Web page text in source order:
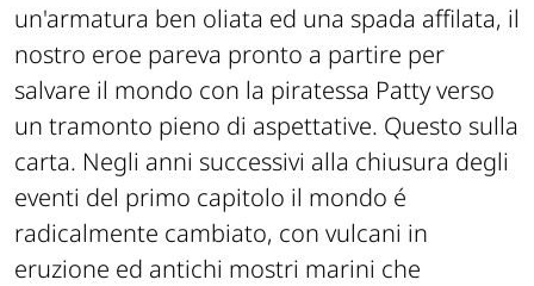
un'armatura ben oliata ed una spada affilata, il
nostro eroe pareva pronto a partire per
salvare il mondo con la piratessa Patty verso
un tramonto pieno di aspettative. Questo sulla
carta. Negli anni successivi alla chiusura degli
eventi del primo capitolo il mondo é
radicalmente cambiato, con vulcani in
eruzione ed antichi mostri marini che